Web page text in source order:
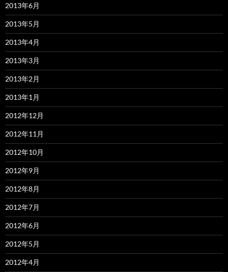
2013年6月
2013年5月
2013年4月
2013年3月
2013年2月
2013年1月
2012年12月
2012年11月
2012年10月
2012年9月
2012年8月
2012年7月
2012年6月
2012年5月
2012年4月